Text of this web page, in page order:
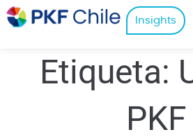
Insights
Etiqueta:
PKF